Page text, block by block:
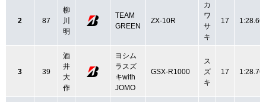
2 87
柳
川
明
TEAM
GREEN
ZX-10R
カ
ワ
サ
キ
17
3 39
酒
井
大
作
ヨシム
ラスズ
キwith
JOMO
GSX-R1000
ス
ズ
キ
17